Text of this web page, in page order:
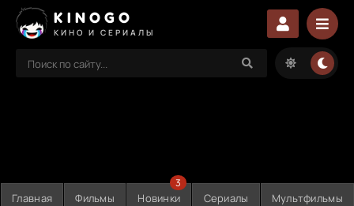
KINOGO
КИНО И СЕРИАЛЫ
Главная Фильмы Новинки
3
Сериалы Мультфильмы